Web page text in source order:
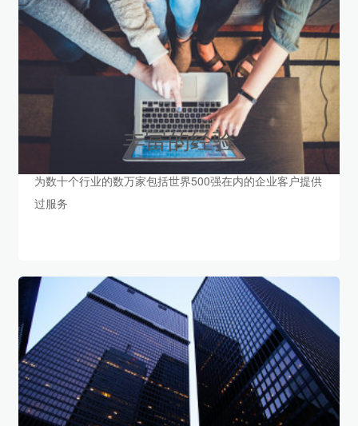
丰富的经验
为数十个行业的数万家包括世界500强在内的企业客户提供
过服务